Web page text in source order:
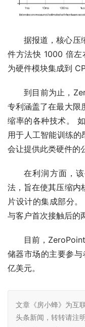
据报道，核心压
件方法快 1000 倍
为硬件模块集成到
到目前为止，
专利涵盖了在最大限
缩率的各种技术。
用于人工智能训练
会让提供此类硬件的
在利润方面，
法，旨在使其压缩内
片设计的集成部分
与客户首次接触后的
目前，
储器市场的主要参
亿美元。
文章《房小蜂》为互
头条新闻，转转请注